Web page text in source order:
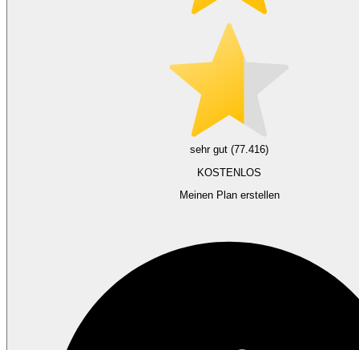
sehr gut (77.416)
KOSTENLOS
Meinen Plan erstellen